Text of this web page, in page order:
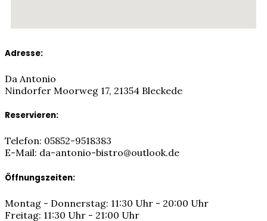
Adresse:
Da Antonio
Nindorfer Moorweg 17, 21354 Bleckede
Reservieren:
Telefon: 05852-9518383
E-Mail: da-antonio-bistro@outlook.de
Öffnungszeiten:
Montag - Donnerstag: 11:30 Uhr - 20:00 Uhr
Freitag: 11:30 Uhr - 21:00 Uhr